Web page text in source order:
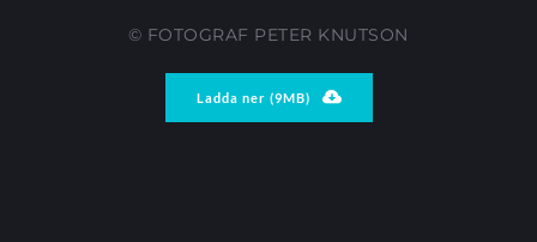
© FOTOGRAF PETER KNUTSON
Ladda ner (9MB)